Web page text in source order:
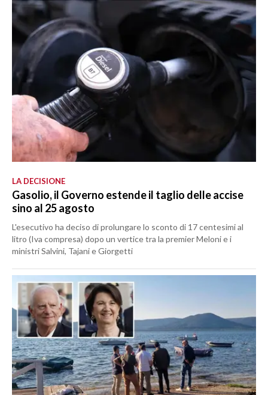
LA DECISIONE
Gasolio, il Governo estende il taglio delle accise
sino al 25 agosto
L'esecutivo ha deciso di prolungare lo sconto di 17 centesimi al
litro (Iva compresa) dopo un vertice tra la premier Meloni e i
ministri Salvini, Tajani e Giorgetti